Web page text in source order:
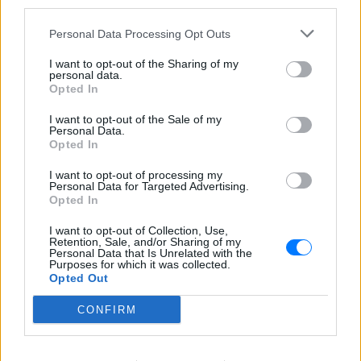
Personal Data Processing Opt Outs
I want to opt-out of the Sharing of my
personal data.
Opted In
I want to opt-out of the Sale of my
Personal Data.
Opted In
I want to opt-out of processing my
Personal Data for Targeted Advertising.
Opted In
I want to opt-out of Collection, Use,
Retention, Sale, and/or Sharing of my
Personal Data that Is Unrelated with the
Purposes for which it was collected.
Opted Out
CONFIRM
ΔΕΙΤΕ ΕΠΙΣΗΣ
ΣΤΗΝ ΙΔΙΑ ΚΑΤΗΓΟΡΙΑ
Ο Λάκης Γαβαλάς έκλεισε τα 74
και μοιράστηκε ένα μήνυμα που
υγεία του
ΣΉΜΕΡΑ
Instagram, μιλώντας για την οικογένειά
της ζωής.